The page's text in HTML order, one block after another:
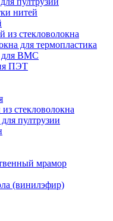
нитей
из стекловолокна
для термопластика
BMC
ПЭТ
стекловолокна
пултрузии
мрамор
(винилэфир)